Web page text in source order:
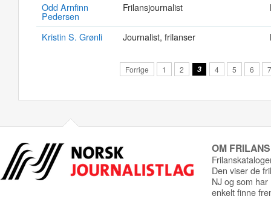
Odd Arnfinn
Pedersen
Frilansjournalist
Kristin S. Grønli Journalist, frilanser
Forrige 1 2 3 4 5 6 7
OM
Den viser de
NJ og som
enkelt finne